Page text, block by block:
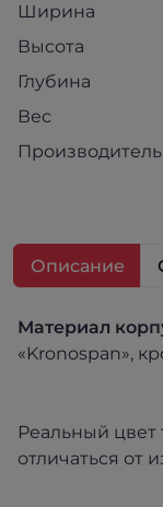
Ширина
Высота
Глубина
Вес
Производитель
Описание
Материал
«Kronospan»,
Реальный цвет
отличаться от